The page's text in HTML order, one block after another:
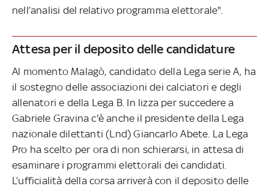
nell’analisi del relativo programma elettorale".
Attesa per il deposito delle candidature
Al momento Malagò, candidato della Lega serie A, ha
il sostegno delle associazioni dei calciatori e degli
allenatori e della Lega B. In lizza per succedere a
Gabriele Gravina c'è anche il presidente della Lega
nazionale dilettanti (Lnd) Giancarlo Abete. La Lega
Pro ha scelto per ora di non schierarsi, in attesa di
esaminare i programmi elettorali dei candidati.
L’ufficialità della corsa arriverà con il deposito delle